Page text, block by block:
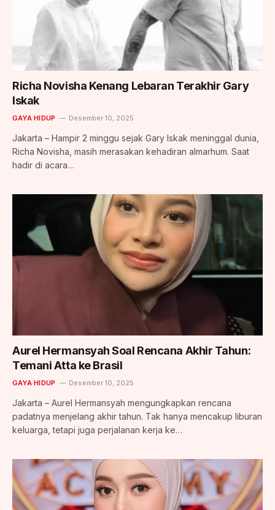
Richa Novisha Kenang Lebaran Terakhir Gary
Iskak
GAYA HIDUP Desember 10, 2025
Jakarta – Hampir 2 minggu sejak Gary Iskak meninggal dunia,
Richa Novisha, masih merasakan kehadiran almarhum. Saat
hadir di acara…
Aurel Hermansyah Soal Rencana Akhir Tahun:
Temani Atta ke Brasil
GAYA HIDUP Desember 10, 2025
Jakarta – Aurel Hermansyah mengungkapkan rencana
padatnya menjelang akhir tahun. Tak hanya mencakup liburan
keluarga, tetapi juga perjalanan kerja ke…